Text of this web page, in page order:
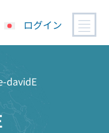
ログイン
davidE